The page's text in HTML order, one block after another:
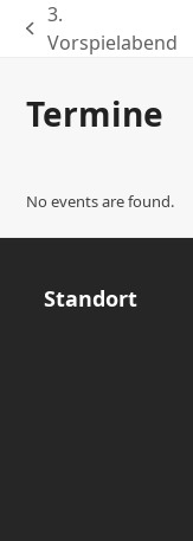
previous
3.
Vorspielabend
Termine
No events are found.
Standort